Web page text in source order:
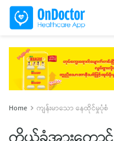
Home ကျန်းမာသော နေထိုင်မှုပုံစံ